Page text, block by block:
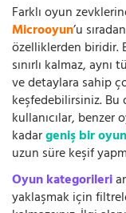
Farklı oyun
Microoyun’u
özelliklerden biridir.
sınırlı kalmaz,
ve detaylara sahip
keşfedebilirsiniz. Bu
kullanıcılar, benzer
kadargeniş bir
uzun süre keşif
Oyun kategorileri
yaklaşmak için